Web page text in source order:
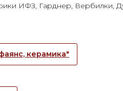
ИФЗ, Гарднер, Вербилки,
керамика"